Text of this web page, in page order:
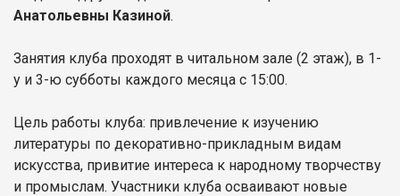
Анатольевны Казиной.
Занятия клуба проходят в читальном зале (2 этаж), в 1-
у и 3-ю субботы каждого месяца с 15:00.
Цель работы клуба: привлечение к изучению
литературы по декоративно-прикладным видам
искусства, привитие интереса к народному творчеству
и промыслам. Участники клуба осваивают новые